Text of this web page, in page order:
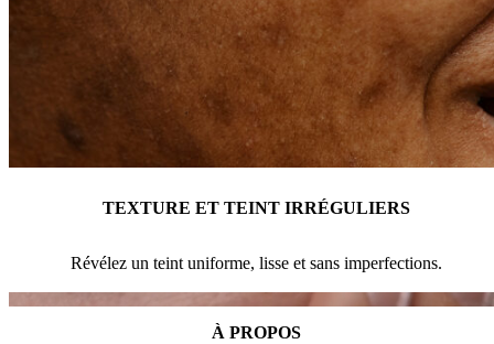
TEXTURE ET TEINT IRRÉGULIERS
Révélez un teint uniforme, lisse et sans imperfections.
À PROPOS